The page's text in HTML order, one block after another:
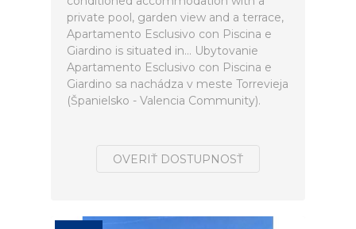
private pool, garden view and a terrace,
Apartamento Esclusivo con Piscina e
Giardino is situated in... Ubytovanie
Apartamento Esclusivo con Piscina e
Giardino sa nachádza v meste Torrevieja
(Španielsko - Valencia Community).
OVERIŤ DOSTUPNOSŤ